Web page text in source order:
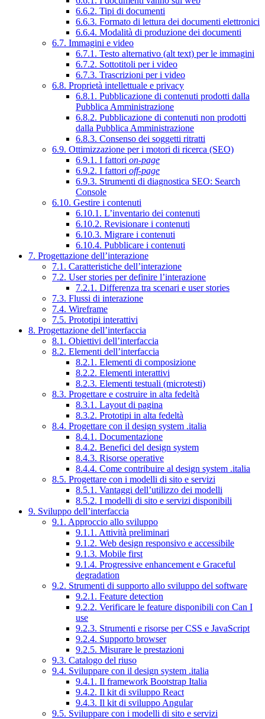
6.6.2. Tipi di documenti
6.6.3. Formato di lettura dei documenti elettronici
6.6.4. Modalità di produzione dei documenti
6.7. Immagini e video
6.7.1. Testo alternativo (alt text) per le immagini
6.7.2. Sottotitoli per i video
6.7.3. Trascrizioni per i video
6.8. Proprietà intellettuale e privacy
6.8.1. Pubblicazione di contenuti prodotti dalla
Pubblica Amministrazione
6.8.2. Pubblicazione di contenuti non prodotti
dalla Pubblica Amministrazione
6.8.3. Consenso dei soggetti ritratti
6.9. Ottimizzazione per i motori di ricerca (SEO)
6.9.1. I fattori on-page
6.9.2. I fattori off-page
6.9.3. Strumenti di diagnostica SEO: Search
Console
6.10. Gestire i contenuti
6.10.1. L’inventario dei contenuti
6.10.2. Revisionare i contenuti
6.10.3. Migrare i contenuti
6.10.4. Pubblicare i contenuti
7. Progettazione dell’interazione
7.1. Caratteristiche dell’interazione
7.2. User stories per definire l’interazione
7.2.1. Differenza tra scenari e user stories
7.3. Flussi di interazione
7.4. Wireframe
7.5. Prototipi interattivi
8. Progettazione dell’interfaccia
8.1. Obiettivi dell’interfaccia
8.2. Elementi dell’interfaccia
8.2.1. Elementi di composizione
8.2.2. Elementi interattivi
8.2.3. Elementi testuali (microtesti)
8.3. Progettare e costruire in alta fedeltà
8.3.1. Layout di pagina
8.3.2. Prototipi in alta fedeltà
8.4. Progettare con il design system .italia
8.4.1. Documentazione
8.4.2. Benefici del design system
8.4.3. Risorse operative
8.4.4. Come contribuire al design system .italia
8.5. Progettare con i modelli di sito e servizi
8.5.1. Vantaggi dell’utilizzo dei modelli
8.5.2. I modelli di sito e servizi disponibili
9. Sviluppo dell’interfaccia
9.1. Approccio allo sviluppo
9.1.1. Attività preliminari
9.1.2. Web design responsivo e accessibile
9.1.3. Mobile first
9.1.4. Progressive enhancement e Graceful
degradation
9.2. Strumenti di supporto allo sviluppo del software
9.2.1. Feature detection
9.2.2. Verificare le feature disponibili con Can I
use
9.2.3. Strumenti e risorse per CSS e JavaScript
9.2.4. Supporto browser
9.2.5. Misurare le prestazioni
9.3. Catalogo del riuso
9.4. Sviluppare con il design system .italia
9.4.1. Il framework Bootstrap Italia
9.4.2. Il kit di sviluppo React
9.4.3. Il kit di sviluppo Angular
9.5. Sviluppare con i modelli di sito e servizi